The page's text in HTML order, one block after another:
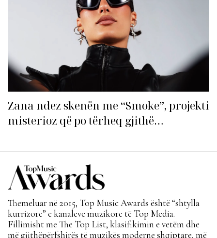
Zana ndez skenën me “Smoke”, projekti
misterioz që po tërheq gjithë
Themeluar në 2015, Top Music Awards është “shtylla
kurrizore” e kanaleve muzikore të Top Media.
Fillimisht me The Top List, klasifikimin e vetëm dhe
më gjithëpërfshirës të muzikës moderne shqiptare, më